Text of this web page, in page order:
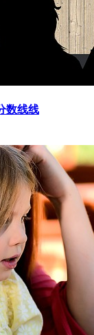
数线线